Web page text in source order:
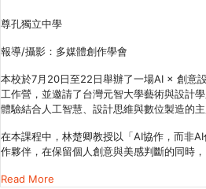
尊孔獨立中學
報導/攝影：多媒體創作學會
本校於7月20日至22日舉辦了一場AI × 創意
工作營，並邀請了台灣元智大學藝術與設計
體驗結合人工智慧、設計思維與數位製造的主
在本課程中，林楚卿教授以「AI協作，而非
作夥伴，在保留個人創意與美感判斷的同時
Read More